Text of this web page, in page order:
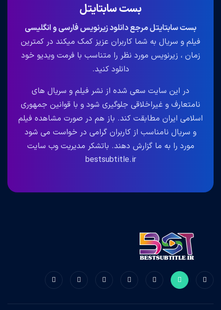
بست سابتایتل
بست سابتایتل مرجع دانلود زیرنویس فارسی و انگلیسی
فیلم و سریال به شما کاربران عزیز کمک میکند در کمترین
زمان ، زیرنویس مورد نظر را متناسب با فرمت ویدیو خود
دانلود کنید.
در این سایت سعی شده از نشر فیلم و سریال های
نامتعارف و غیراخلاقی جلوگیری شود و با قوانین جمهوری
اسلامی ایران مطابقت کند. باز هم در صورت مشاهده فیلم
و سریال نامناسب از کاربران گرامی در خواست می شود
مورد را به ما گزارش دهند. باتشکر مدیریت وب سایت
bestsubtitle.ir